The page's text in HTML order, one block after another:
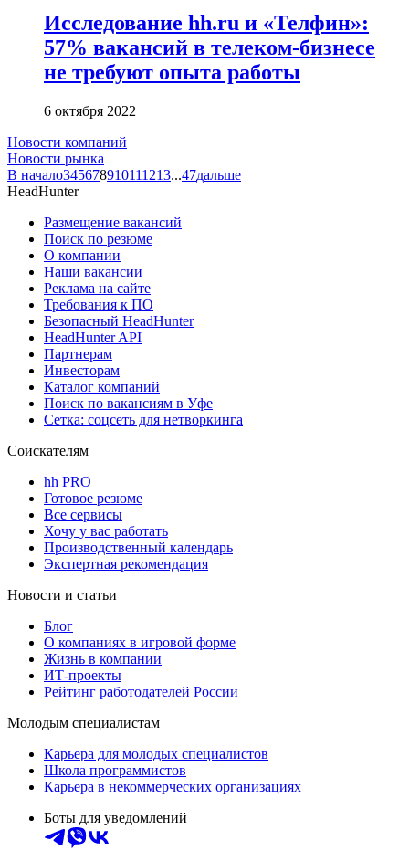
Исследование hh.ru и «Телфин»:
57% вакансий в телеком-бизнесе
не требуют опыта работы
6 октября 2022
Новости компаний
Новости рынка
В начало345678910111213...47дальше
HeadHunter
Размещение вакансий
Поиск по резюме
О компании
Наши вакансии
Реклама на сайте
Требования к ПО
Безопасный HeadHunter
HeadHunter API
Партнерам
Инвесторам
Каталог компаний
Поиск по вакансиям в Уфе
Сетка: соцсеть для нетворкинга
Соискателям
hh PRO
Готовое резюме
Все сервисы
Хочу у вас работать
Производственный календарь
Экспертная рекомендация
Новости и статьи
Блог
О компаниях в игровой форме
Жизнь в компании
ИТ-проекты
Рейтинг работодателей России
Молодым специалистам
Карьера для молодых специалистов
Школа программистов
Карьера в некоммерческих организациях
Боты для уведомлений